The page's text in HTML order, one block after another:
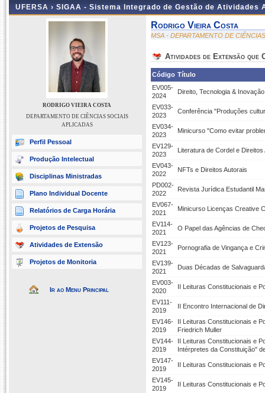
UFERSA › SIGAA - Sistema Integrado de Gestão de Atividades
RODRIGO VIEIRA COSTA
DEPARTAMENTO DE CIÊNCIAS SOCIAIS
APLICADAS
Perfil Pessoal
Produção Intelectual
Disciplinas Ministradas
Plano Individual Docente
Relatórios de Carga Horária
Projetos de Pesquisa
Atividades de Extensão
Projetos de Monitoria
Ir ao Menu Principal
Rodrigo Vieira Costa
MSA - DEPARTAMENTO DE
Atividades de Extensão que
Código Título
EV005-
2024
Direito, Tecnologia &
EV033-
2023
Conferência "Produções
EV034-
2023
Minicurso "Como evitar
EV129-
2023
Literatura de Cordel e
EV043-
2022
NFTs e Direitos Autorais
PD002-
2022
Revista Jurídica Estudantil
EV067-
2021
Minicurso Licenças Creative
EV114-
2021
O Papel das Agências de
EV123-
2021
Pornografia de Vingança e
EV139-
2021
Duas Décadas de
EV003-
2020
II Leituras Constitucionais e
EV111-
2019
II Encontro Internacional de
EV146-
2019
II Leituras Constitucionais e
Friedrich Muller
EV144-
2019
II Leituras Constitucionais e
Intérpretes da Constituição"
EV147-
2019
II Leituras Constitucionais e
EV145-
2019
II Leituras Constitucionais e